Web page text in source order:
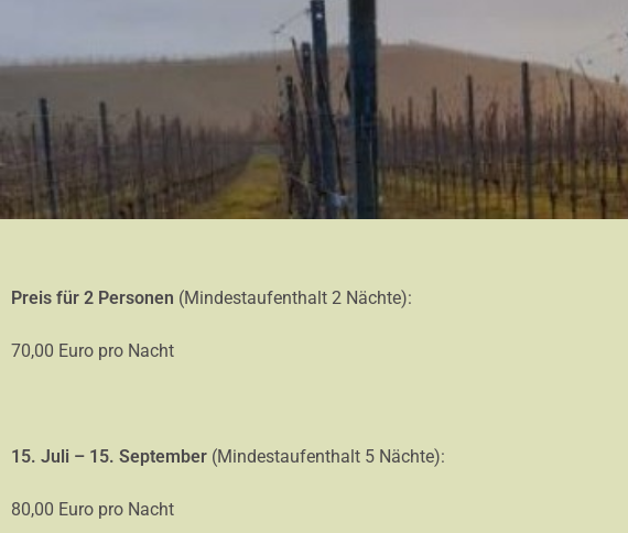
Preis für 2 Personen (Mindestaufenthalt 2 Nächte):
70,00 Euro pro Nacht
15. Juli – 15. September (Mindestaufenthalt 5 Nächte):
80,00 Euro pro Nacht